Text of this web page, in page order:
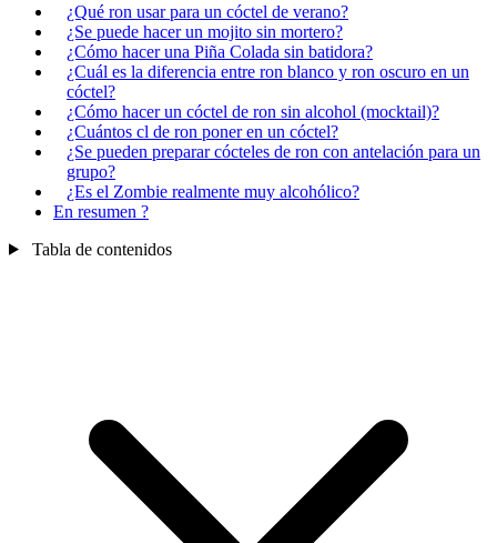
¿Qué ron usar para un cóctel de verano?
¿Se puede hacer un mojito sin mortero?
¿Cómo hacer una Piña Colada sin batidora?
¿Cuál es la diferencia entre ron blanco y ron oscuro en un
cóctel?
¿Cómo hacer un cóctel de ron sin alcohol (mocktail)?
¿Cuántos cl de ron poner en un cóctel?
¿Se pueden preparar cócteles de ron con antelación para un
grupo?
¿Es el Zombie realmente muy alcohólico?
En resumen ?
Tabla de contenidos